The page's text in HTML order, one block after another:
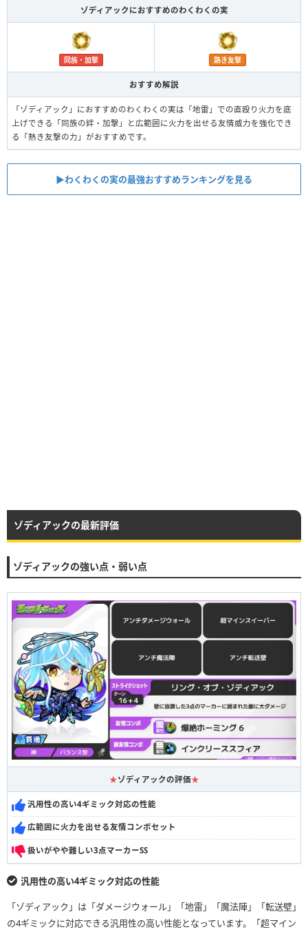
ゾディアックにおすすめのわくわくの実
同族・加撃 熱き友撃
おすすめ解説
「ゾディアック」におすすめのわくわくの実は「地雷」での直殴り火力を底
上げできる「同族の絆・加撃」と広範囲に火力を出せる友情威力を強化でき
る「熱き友撃の力」がおすすめです。
▶︎わくわくの実の最強おすすめランキングを見る
ゾディアックの最新評価
ゾディアックの強い点・弱い点
★ゾディアックの評価★
汎用性の高い4ギミック対応の性能
広範囲に火力を出せる友情コンボセット
扱いがやや難しい3点マーカーSS
汎用性の高い4ギミック対応の性能
「ゾディアック」は「ダメージウォール」「地雷」「魔法陣」「転送壁」
の4ギミックに対応できる汎用性の高い性能となっています。「超マイン